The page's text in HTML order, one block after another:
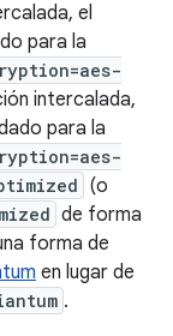
el
para la
intercalada,
para la
(o
de forma
forma de
en lugar de
.